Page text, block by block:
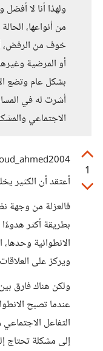
ولهذا أنا لا
من أنواعها،
خوف من الرفض،
أو المرضية
بشكل عام وتضع
أشرت له في
الاجتماعي
1
أعتقد أن الكثير
فالعزلة من وجهة
بطريقة أكثر
الانطوائية
ويركز على
ولكن هناك فارق
عندما تصبح
التفاعل
إلى مشكلة تحتاج